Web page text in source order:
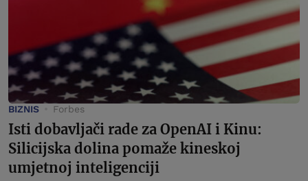
BIZNIS Forbes
Isti dobavljači rade za OpenAI i Kinu:
Silicijska dolina pomaže kineskoj
umjetnoj inteligenciji